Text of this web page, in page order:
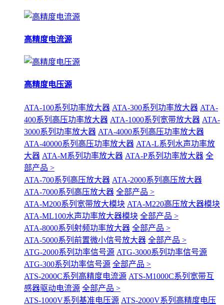
高精度电流源
高精度电压源
ATA-100系列功率放大器 ATA-300系列功率放大器 ATA-
400系列高压功率放大器 ATA-1000系列宽带放大器 ATA-
3000系列功率放大器 ATA-4000系列高压功率放大器
ATA-40000系列高压功率放大器 ATA-L系列水声功率放
大器 ATA-M系列功率放大器 ATA-P系列功率放大器 全
部产品 >
ATA-700系列高压放大器 ATA-2000系列高压放大器
ATA-7000系列高压放大器 全部产品 >
ATA-M200系列宽带放大模块 ATA-M220高压放大器模块
ATA-ML100水声功率放大器模块 全部产品 >
ATA-8000系列射频功率放大器 全部产品 >
ATA-5000系列前置微小信号放大器 全部产品 >
ATG-2000系列功率信号源 ATG-3000系列功率信号源
ATG-300系列功率信号源 全部产品 >
ATS-2000C系列高精度电流源 ATS-M1000C系列宽带互
感器驱动电流源 全部产品 >
ATS-1000V系列基准电压源 ATS-2000V系列高精度电压